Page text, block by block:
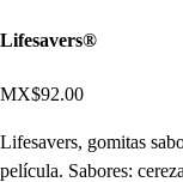
Lifesavers®
MX$92.00
Lifesavers, gomitas
película. Sabores: